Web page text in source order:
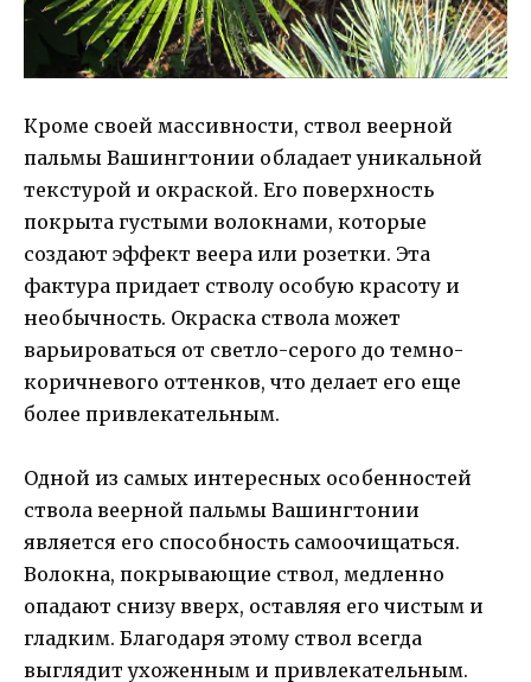
Кроме своей массивности, ствол веерной
пальмы Вашингтонии обладает уникальной
текстурой и окраской. Его поверхность
покрыта густыми волокнами, которые
создают эффект веера или розетки. Эта
фактура придает стволу особую красоту и
необычность. Окраска ствола может
варьироваться от светло-серого до темно-
коричневого оттенков, что делает его еще
более привлекательным.
Одной из самых интересных особенностей
ствола веерной пальмы Вашингтонии
является его способность самоочищаться.
Волокна, покрывающие ствол, медленно
опадают снизу вверх, оставляя его чистым и
гладким. Благодаря этому ствол всегда
выглядит ухоженным и привлекательным.